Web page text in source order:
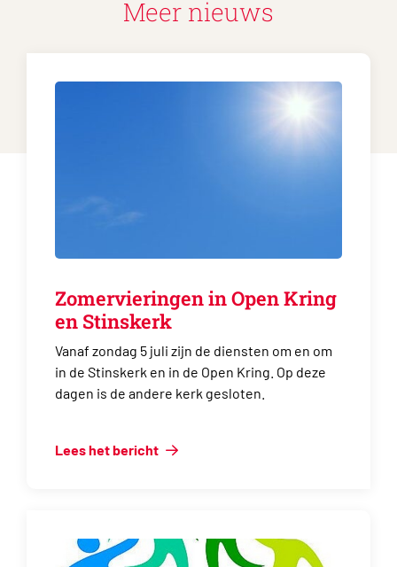
Meer nieuws
Zomervieringen in Open Kring
en Stinskerk
Vanaf zondag 5 juli zijn de diensten om en om
in de Stinskerk en in de Open Kring. Op deze
dagen is de andere kerk gesloten.
Lees het bericht